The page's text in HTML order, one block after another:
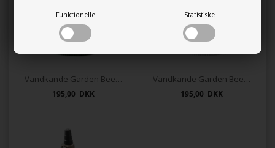
Funktionelle Statistiske
Vandkande Garden Beetle Green
195,00 DKK
Vandkande Garden Beetle
195,00 DKK